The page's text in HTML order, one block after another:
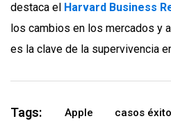
destaca el Harvard Business
los cambios en los mercados y
es la clave de la supervivencia
Tags: Apple casos éxito